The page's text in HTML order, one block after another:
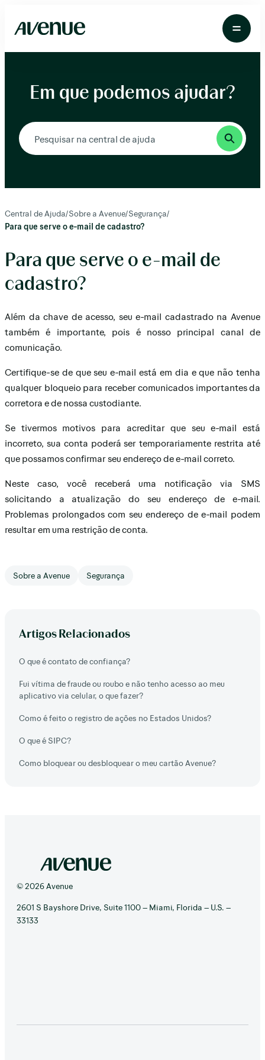
para
conteúdo
Em que podemos ajudar?
Central de Ajuda/Sobre a Avenue/Segurança/
Para que serve o e-mail de cadastro?
Para que serve o e-mail de
cadastro?
Além da chave de acesso, seu e-mail cadastrado na Avenue
também é importante, pois é nosso principal canal de
comunicação.
Certifique-se de que seu e-mail está em dia e que não tenha
qualquer bloqueio para receber comunicados importantes da
corretora e de nossa custodiante.
Se tivermos motivos para acreditar que seu e-mail está
incorreto, sua conta poderá ser temporariamente restrita até
que possamos confirmar seu endereço de e-mail correto.
Neste caso, você receberá uma notificação via SMS
solicitando a atualização do seu endereço de e-mail.
Problemas prolongados com seu endereço de e-mail podem
resultar em uma restrição de conta.
Sobre a Avenue Segurança
Artigos Relacionados
O que é contato de confiança?
Fui vítima de fraude ou roubo e não tenho acesso ao meu
aplicativo via celular, o que fazer?
Como é feito o registro de ações no Estados Unidos?
O que é SIPC?
Como bloquear ou desbloquear o meu cartão Avenue?
© 2026 Avenue
2601 S Bayshore Drive, Suite 1100 – Miami, Florida – U.S. –
33133